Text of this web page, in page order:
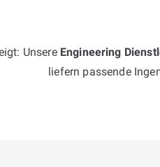
Unsere Engineering
liefern passende